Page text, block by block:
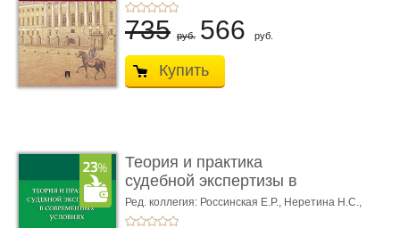
735 руб. 566 руб.
Купить
Теория и практика
судебной экспертизы в
совре� ...
Ред. коллегия: Россинская Е.Р., Неретина Н.С.,
Чернявская М.С.